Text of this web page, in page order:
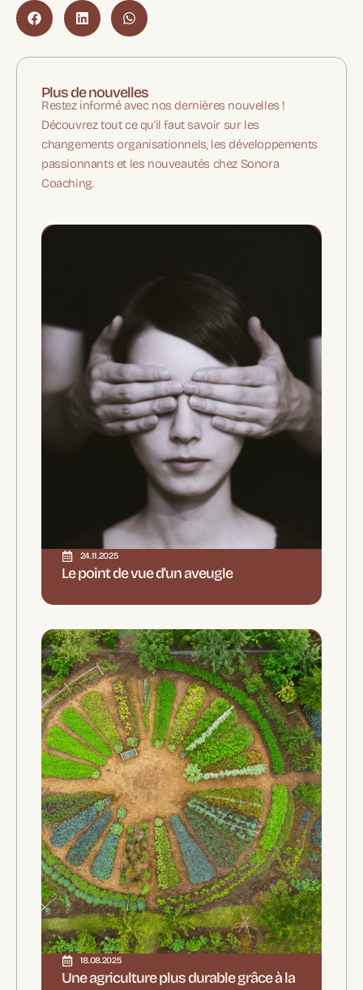
Plus de nouvelles
Restez informé avec nos dernières nouvelles !
Découvrez tout ce qu'il faut savoir sur les
changements organisationnels, les développements
passionnants et les nouveautés chez Sonora
Coaching.
24.11.2025
Le point de vue d'un aveugle
18.08.2025
Une agriculture plus durable grâce à la